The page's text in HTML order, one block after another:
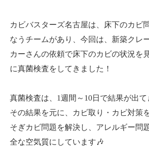
カビバスターズ名古屋は、床下のカビ
なうチームがあり、今回は、新築クレ
カーさんの依頼で床下のカビの状況を
に真菌検査をしてきました！
真菌検査は、1週間～10日で結果が出て
その結果を元に、カビ取り・カビ対策
そぎカビ問題を解決し、アレルギー問
全な空気質にしています🎶